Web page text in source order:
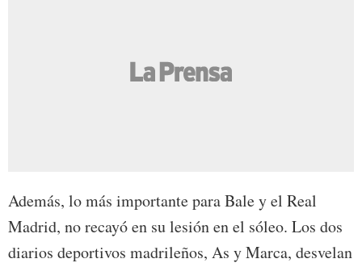
Además, lo más importante para Bale y el Real
Madrid, no recayó en su lesión en el sóleo. Los dos
diarios deportivos madrileños, As y Marca, desvelan